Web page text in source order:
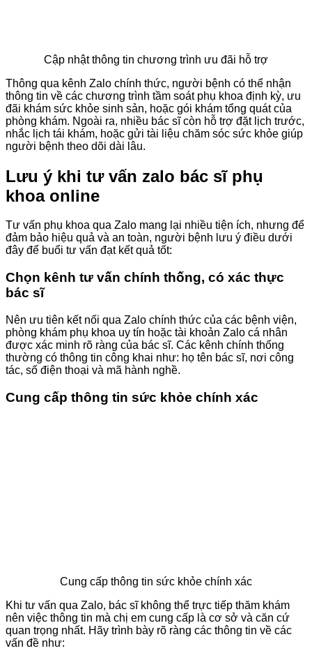
Cập nhật thông tin chương trình ưu đãi hỗ trợ
Thông qua kênh Zalo chính thức, người bệnh có thể nhận
thông tin về các chương trình tầm soát phụ khoa định kỳ, ưu
đãi khám sức khỏe sinh sản, hoặc gói khám tổng quát của
phòng khám. Ngoài ra, nhiều bác sĩ còn hỗ trợ đặt lịch trước,
nhắc lịch tái khám, hoặc gửi tài liệu chăm sóc sức khỏe giúp
người bệnh theo dõi dài lâu.
Lưu ý khi tư vấn zalo bác sĩ phụ
khoa online
Tư vấn phụ khoa qua Zalo mang lại nhiều tiện ích, nhưng để
đảm bảo hiệu quả và an toàn, người bệnh lưu ý điều dưới
đây để buổi tư vấn đạt kết quả tốt:
Chọn kênh tư vấn chính thống, có xác thực
bác sĩ
Nên ưu tiên kết nối qua Zalo chính thức của các bệnh viện,
phòng khám phụ khoa uy tín hoặc tài khoản Zalo cá nhân
được xác minh rõ ràng của bác sĩ. Các kênh chính thống
thường có thông tin công khai như: họ tên bác sĩ, nơi công
tác, số điện thoại và mã hành nghề.
Cung cấp thông tin sức khỏe chính xác
Cung cấp thông tin sức khỏe chính xác
Khi tư vấn qua Zalo, bác sĩ không thể trực tiếp thăm khám
nên việc thông tin mà chị em cung cấp là cơ sở và căn cứ
quan trọng nhất. Hãy trình bày rõ ràng các thông tin về các
vấn đề như: